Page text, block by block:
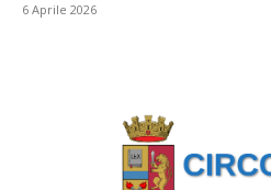
6 Aprile 2026